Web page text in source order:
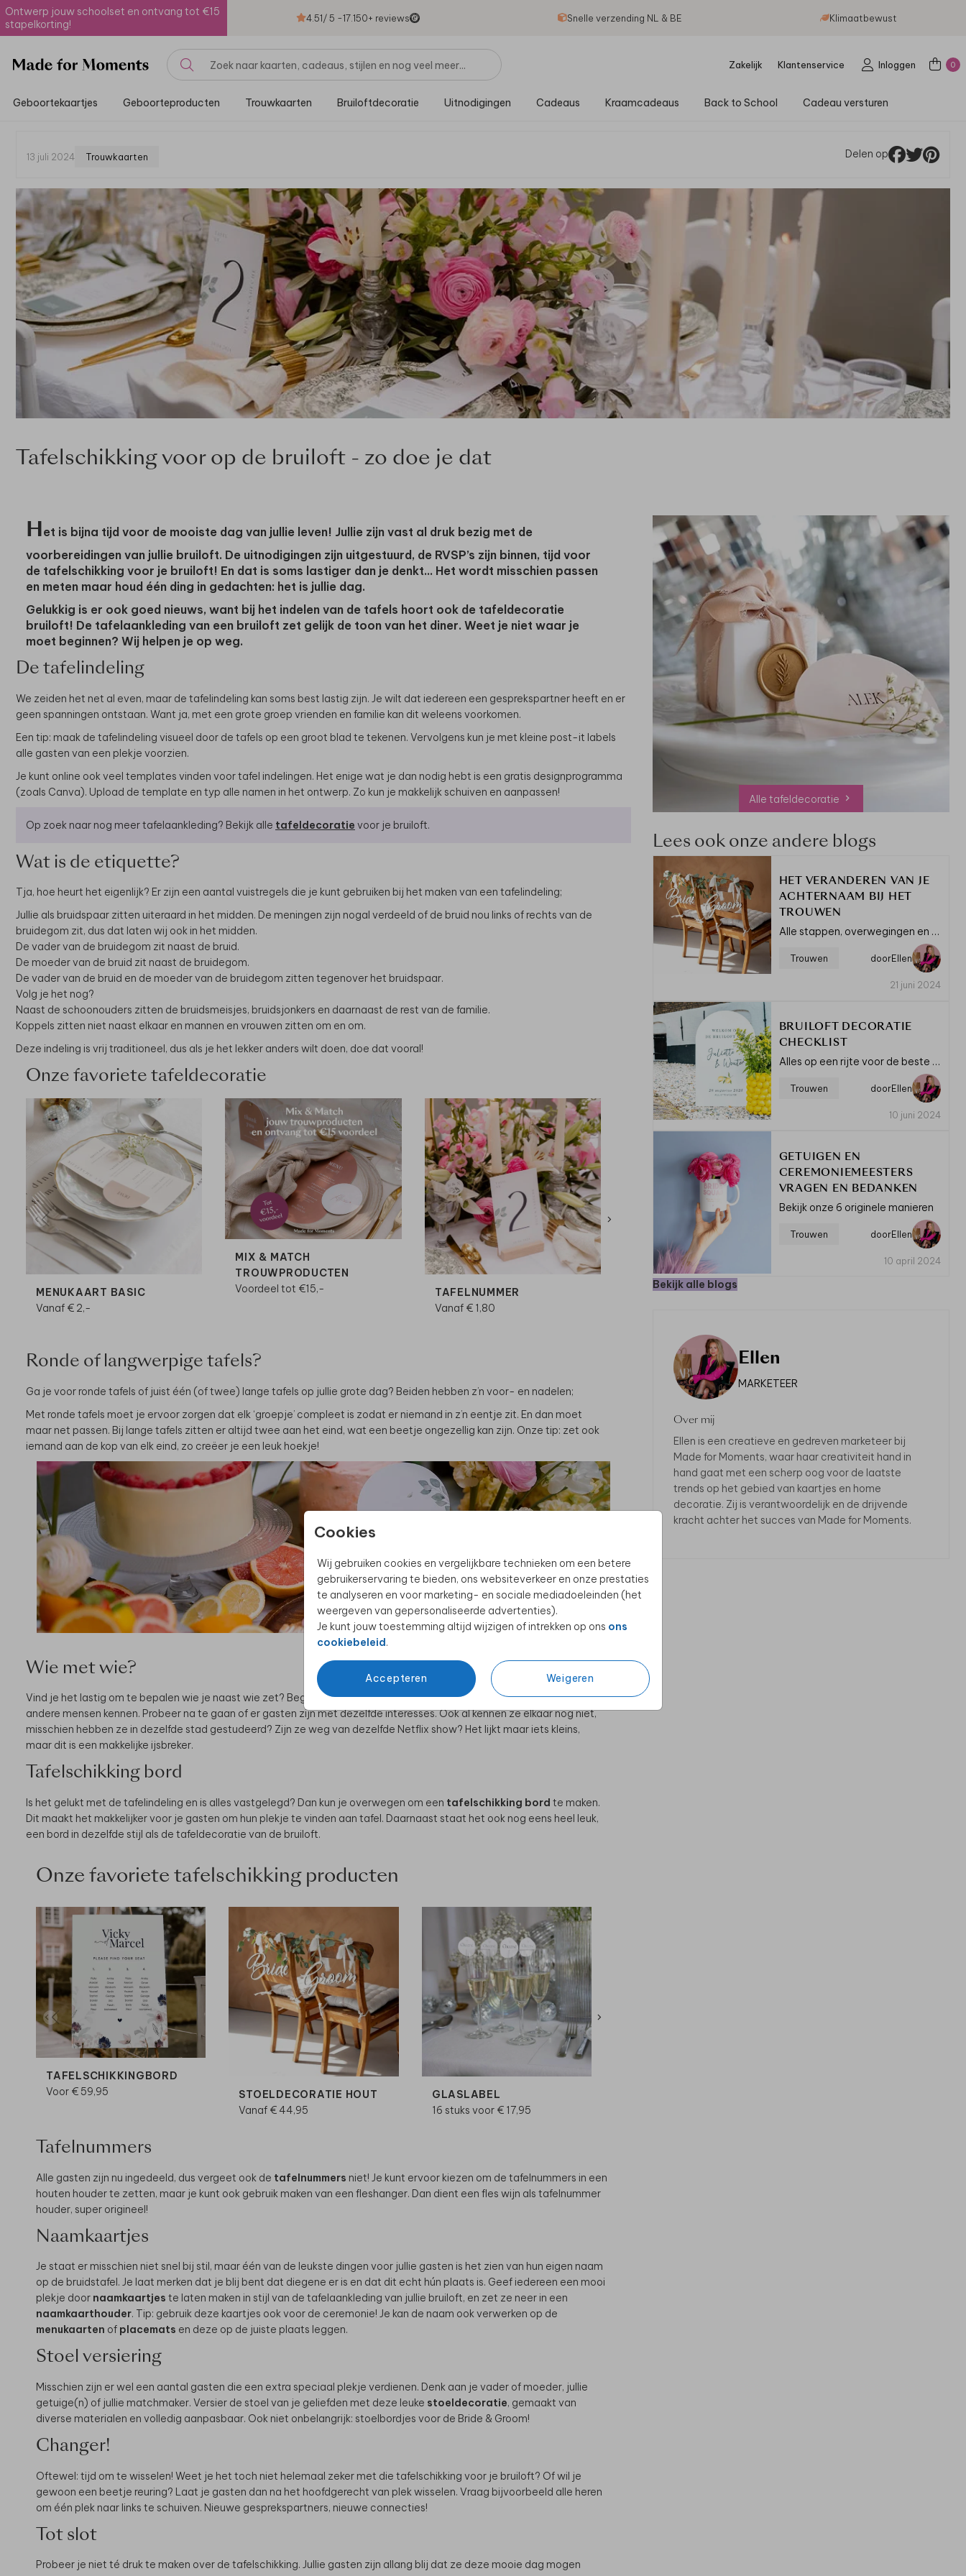
Ontwerp jouw schoolset en ontvang tot €15
stapelkorting!
4.51/ 5 -17.150+ reviews Snelle verzending NL & BE Klimaatbewust
Zakelijk Klantenservice Inloggen 0
Geboortekaartjes Geboorteproducten Trouwkaarten Bruiloftdecoratie Uitnodigingen Cadeaus Kraamcadeaus Back to School Cadeau versturen
Cookies
Wij gebruiken cookies en vergelijkbare technieken om een betere
gebruikerservaring te bieden, ons websiteverkeer en onze prestaties
te analyseren en voor marketing- en sociale mediadoeleinden (het
weergeven van gepersonaliseerde advertenties).
Je kunt jouw toestemming altijd wijzigen of intrekken op ons ons
cookiebeleid.
Accepteren Weigeren
13 juli 2024 Trouwkaarten Delen op
Tafelschikking voor op de bruiloft - zo doe je dat
Het is bijna tijd voor de mooiste dag van jullie leven! Jullie zijn vast al druk bezig met de
voorbereidingen van jullie bruiloft. De uitnodigingen zijn uitgestuurd, de RVSP’s zijn binnen, tijd voor
de tafelschikking voor je bruiloft! En dat is soms lastiger dan je denkt... Het wordt misschien passen
en meten maar houd één ding in gedachten: het is jullie dag.
Gelukkig is er ook goed nieuws, want bij het indelen van de tafels hoort ook de tafeldecoratie
bruiloft! De tafelaankleding van een bruiloft zet gelijk de toon van het diner. Weet je niet waar je
moet beginnen? Wij helpen je op weg.
De tafelindeling
We zeiden het net al even, maar de tafelindeling kan soms best lastig zijn. Je wilt dat iedereen een gesprekspartner heeft en er
geen spanningen ontstaan. Want ja, met een grote groep vrienden en familie kan dit weleens voorkomen.
Een tip: maak de tafelindeling visueel door de tafels op een groot blad te tekenen. Vervolgens kun je met kleine post-it labels
alle gasten van een plekje voorzien.
Je kunt online ook veel templates vinden voor tafel indelingen. Het enige wat je dan nodig hebt is een gratis designprogramma
(zoals Canva). Upload de template en typ alle namen in het ontwerp. Zo kun je makkelijk schuiven en aanpassen!
Op zoek naar nog meer tafelaankleding? Bekijk alle tafeldecoratie voor je bruiloft.
Wat is de etiquette?
Tja, hoe heurt het eigenlijk? Er zijn een aantal vuistregels die je kunt gebruiken bij het maken van een tafelindeling;
Jullie als bruidspaar zitten uiteraard in het midden. De meningen zijn nogal verdeeld of de bruid nou links of rechts van de
bruidegom zit, dus dat laten wij ook in het midden.
De vader van de bruidegom zit naast de bruid.
De moeder van de bruid zit naast de bruidegom.
De vader van de bruid en de moeder van de bruidegom zitten tegenover het bruidspaar.
Volg je het nog?
Naast de schoonouders zitten de bruidsmeisjes, bruidsjonkers en daarnaast de rest van de familie.
Koppels zitten niet naast elkaar en mannen en vrouwen zitten om en om.
Deze indeling is vrij traditioneel, dus als je het lekker anders wilt doen, doe dat vooral!
Onze favoriete tafeldecoratie
MENUKAART BASIC
Vanaf € 2,-
MIX & MATCH
TROUWPRODUCTEN
Voordeel tot €15,-
TAFELNUMMER
Vanaf € 1,80
FLES ETIKET MET
Ronde of langwerpige tafels?
Ga je voor ronde tafels of juist één (of twee) lange tafels op jullie grote dag? Beiden hebben z’n voor- en nadelen;
Met ronde tafels moet je ervoor zorgen dat elk ‘groepje’ compleet is zodat er niemand in z’n eentje zit. En dan moet
maar net passen. Bij lange tafels zitten er altijd twee aan het eind, wat een beetje ongezellig kan zijn. Onze tip: zet ook
iemand aan de kop van elk eind, zo creëer je een leuk hoekje!
Wie met wie?
Vind je het lastig om te bepalen wie je naast wie zet? Begrijpelijk. Soms zijn er gasten die alleen komen, of die weinig
andere mensen kennen. Probeer na te gaan of er gasten zijn met dezelfde interesses. Ook al kennen ze elkaar nog niet,
misschien hebben ze in dezelfde stad gestudeerd? Zijn ze weg van dezelfde Netflix show? Het lijkt maar iets kleins,
maar dit is een makkelijke ijsbreker.
Tafelschikking bord
Is het gelukt met de tafelindeling en is alles vastgelegd? Dan kun je overwegen om een tafelschikking bord te maken.
Dit maakt het makkelijker voor je gasten om hun plekje te vinden aan tafel. Daarnaast staat het ook nog eens heel leuk,
een bord in dezelfde stijl als de tafeldecoratie van de bruiloft.
Onze favoriete tafelschikking producten
TAFELSCHIKKINGBORD
Voor € 59,95
STOELDECORATIE HOUT
Vanaf € 44,95
GLASLABEL
16 stuks voor € 17,95
Tafelnummers
Alle gasten zijn nu ingedeeld, dus vergeet ook de tafelnummers niet! Je kunt ervoor kiezen om de tafelnummers in een
houten houder te zetten, maar je kunt ook gebruik maken van een fleshanger. Dan dient een fles wijn als tafelnummer
houder, super origineel!
Naamkaartjes
Je staat er misschien niet snel bij stil, maar één van de leukste dingen voor jullie gasten is het zien van hun eigen naam
op de bruidstafel. Je laat merken dat je blij bent dat diegene er is en dat dit echt hún plaats is. Geef iedereen een mooi
plekje door naamkaartjes te laten maken in stijl van de tafelaankleding van jullie bruiloft, en zet ze neer in een
naamkaarthouder. Tip: gebruik deze kaartjes ook voor de ceremonie! Je kan de naam ook verwerken op de
menukaarten of placemats en deze op de juiste plaats leggen.
Stoel versiering
Misschien zijn er wel een aantal gasten die een extra speciaal plekje verdienen. Denk aan je vader of moeder, jullie
getuige(n) of jullie matchmaker. Versier de stoel van je geliefden met deze leuke stoeldecoratie, gemaakt van
diverse materialen en volledig aanpasbaar. Ook niet onbelangrijk: stoelbordjes voor de Bride & Groom!
Changer!
Oftewel: tijd om te wisselen! Weet je het toch niet helemaal zeker met die tafelschikking voor je bruiloft? Of wil je
gewoon een beetje reuring? Laat je gasten dan na het hoofdgerecht van plek wisselen. Vraag bijvoorbeeld alle heren
om één plek naar links te schuiven. Nieuwe gesprekspartners, nieuwe connecties!
Tot slot
Probeer je niet té druk te maken over de tafelschikking. Jullie gasten zijn allang blij dat ze deze mooie dag mogen
Alle tafeldecoratie
Lees ook onze andere blogs
HET VERANDEREN VAN JE
ACHTERNAAM BIJ HET
TROUWEN
Alle stappen, overwegingen en tips
Trouwen doorEllen
21 juni 2024
BRUILOFT DECORATIE
CHECKLIST
Alles op een rijte voor de beste voorbereiding en mooiste aankleding
Trouwen doorEllen
10 juni 2024
GETUIGEN EN
CEREMONIEMEESTERS
VRAGEN EN BEDANKEN
Bekijk onze 6 originele manieren
Trouwen doorEllen
10 april 2024
Bekijk alle blogs
Ellen
MARKETEER
Over mij
Ellen is een creatieve en gedreven marketeer bij
Made for Moments, waar haar creativiteit hand in
hand gaat met een scherp oog voor de laatste
trends op het gebied van kaartjes en home
decoratie. Zij is verantwoordelijk en de drijvende
kracht achter het succes van Made for Moments.